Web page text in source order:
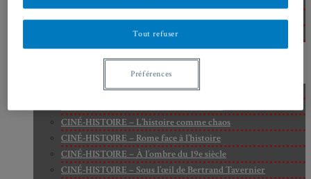
Axe 3 : Diffusion, circulation et appropriation des savoirs
Axe 4 : Conflits, justice et régulation sociale
BIBLIOTHÈQUE
CINÉ-HISTOIRE – Voyage dans le cinéma japonais
CINÉ-HISTOIRE – L’histoire comme chaos
CINÉ-HISTOIRE – Rome face à l’histoire
CINÉ-HISTOIRE – À l’ombre du 19e siècle
CINÉ-HISTOIRE – Sous l’œil de Bertrand Tavernier
Tout refuser
Préférences